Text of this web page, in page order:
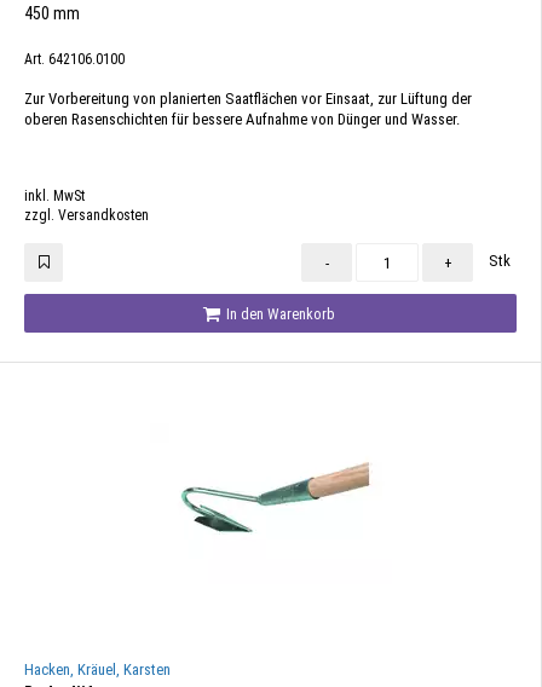
450 mm
Art. 642106.0100
Zur Vorbereitung von planierten Saatflächen vor Einsaat, zur Lüftung der
oberen Rasenschichten für bessere Aufnahme von Dünger und Wasser.
inkl. MwSt
zzgl. Versandkosten
- + Stk
In den Warenkorb
Hacken, Kräuel, Karsten